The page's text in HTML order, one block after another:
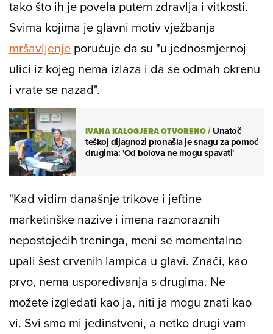
makar i rekreativno. Ona je mnogim pretilim
ljudima promijenila i, nerijetko, spasila život
tako što ih je povela putem zdravlja i vitkosti.
Svima kojima je glavni motiv vježbanja
mršavljenjeporučuje da su "u jednosmjernoj
ulici iz kojeg nema izlaza i da se odmah okrenu
i vrate se nazad".
drugima: 'Od bolova ne mogu spavati'
"Kad vidim današnje trikove i jeftine
marketinške nazive i imena raznoraznih
nepostojećih treninga, meni se momentalno
upali šest crvenih lampica u glavi. Znači, kao
prvo, nema uspoređivanja s drugima. Ne